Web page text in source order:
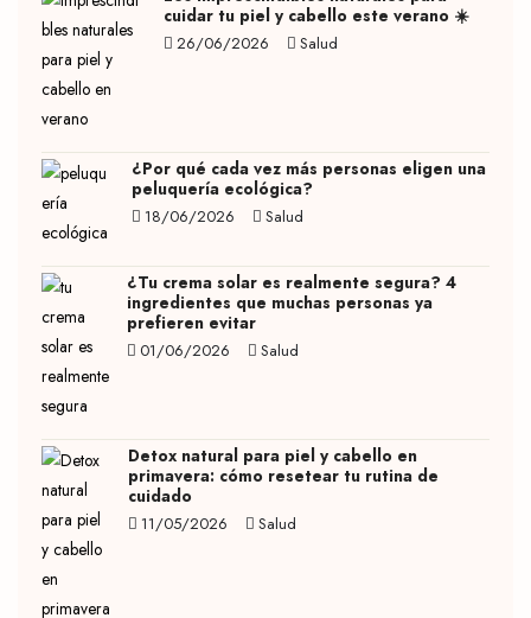
cuidar tu piel y cabello este verano ☀️
26/06/2026 Salud
¿Por qué cada vez más personas eligen una
peluquería ecológica?
18/06/2026 Salud
¿Tu crema solar es realmente segura? 4
ingredientes que muchas personas ya
prefieren evitar
01/06/2026 Salud
Detox natural para piel y cabello en
primavera: cómo resetear tu rutina de
cuidado
11/05/2026 Salud